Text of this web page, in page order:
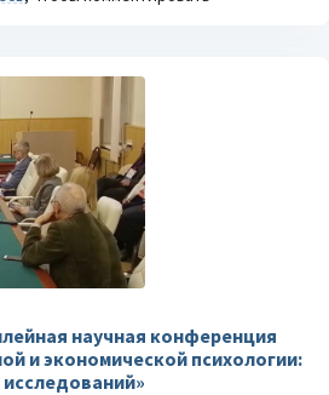
научная конференция
и экономической психологии: